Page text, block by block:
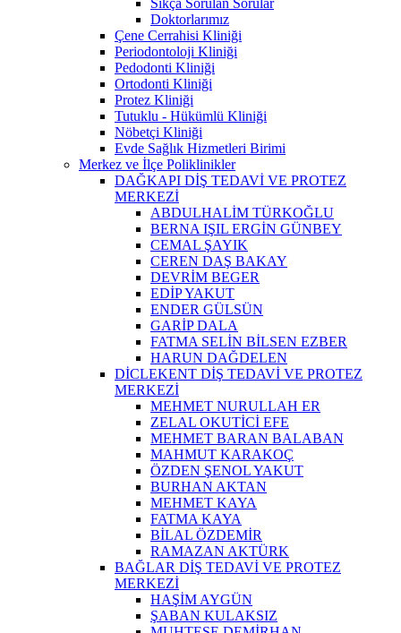
Doktorlarımız
Çene Cerrahisi Kliniği
Periodontoloji Kliniği
Pedodonti Kliniği
Ortodonti Kliniği
Protez Kliniği
Tutuklu - Hükümlü Kliniği
Nöbetçi Kliniği
Evde Sağlık Hizmetleri Birimi
Merkez ve İlçe Poliklinikler
DAĞKAPI DİŞ TEDAVİ VE PROTEZ
MERKEZİ
ABDULHALİM TÜRKOĞLU
BERNA IŞIL ERGİN GÜNBEY
CEMAL ŞAYIK
CEREN DAŞ BAKAY
DEVRİM BEGER
EDİP YAKUT
ENDER GÜLSÜN
GARİP DALA
FATMA SELİN BİLSEN EZBER
HARUN DAĞDELEN
DİCLEKENT DİŞ TEDAVİ VE PROTEZ
MERKEZİ
MEHMET NURULLAH ER
ZELAL OKUTİCİ EFE
MEHMET BARAN BALABAN
MAHMUT KARAKOÇ
ÖZDEN ŞENOL YAKUT
BURHAN AKTAN
MEHMET KAYA
FATMA KAYA
BİLAL ÖZDEMİR
RAMAZAN AKTÜRK
BAĞLAR DİŞ TEDAVİ VE PROTEZ
MERKEZİ
HAŞİM AYGÜN
ŞABAN KULAKSIZ